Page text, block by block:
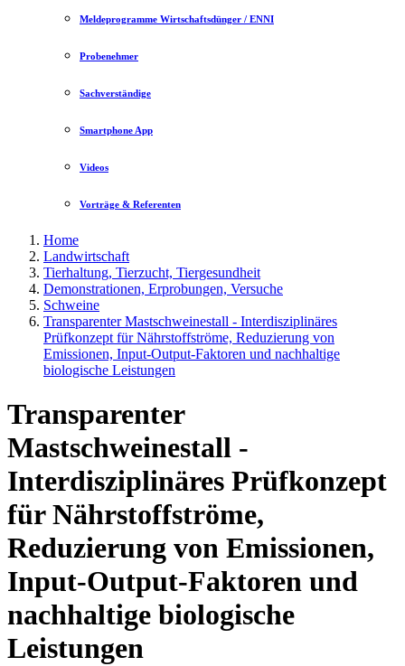
Meldeprogramme Wirtschaftsdünger / ENNI
Probenehmer
Sachverständige
Smartphone App
Videos
Vorträge & Referenten
Home
Landwirtschaft
Tierhaltung, Tierzucht, Tiergesundheit
Demonstrationen, Erprobungen, Versuche
Schweine
Transparenter Mastschweinestall - Interdisziplinäres
Prüfkonzept für Nährstoffströme, Reduzierung von
Emissionen, Input-Output-Faktoren und nachhaltige
biologische Leistungen
Transparenter
Mastschweinestall -
Interdisziplinäres Prüfkonzept
für Nährstoffströme,
Reduzierung von Emissionen,
Input-Output-Faktoren und
nachhaltige biologische
Leistungen